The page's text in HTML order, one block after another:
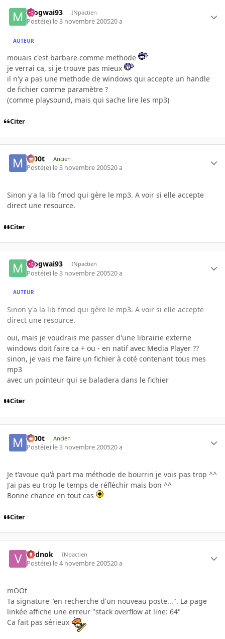
mogwai93 INpactien
Posté(e) le 3 novembre 200520 a
AUTEUR
mouais c'est barbare comme methode
je verrai ca, si je trouve pas mieux
il n'y a pas une methode de windows qui accepte un handle
de fichier comme paramètre ?
(comme playsound, mais qui sache lire les mp3)
Citer
m00t Ancien
Posté(e) le 3 novembre 200520 a
Sinon y'a la lib fmod qui gère le mp3. A voir si elle accepte
direct une resource.
Citer
mogwai93 INpactien
Posté(e) le 3 novembre 200520 a
AUTEUR
Sinon y'a la lib fmod qui gère le mp3. A voir si elle accepte
direct une resource.
oui, mais je voudrais me passer d'une librairie externe
windows doit faire ca + ou - en natif avec Media Player ??
sinon, je vais me faire un fichier à coté contenant tous mes
mp3
avec un pointeur qui se baladera dans le fichier
Citer
m00t Ancien
Posté(e) le 3 novembre 200520 a
Je t'avoue qu'à part ma méthode de bourrin je vois pas trop ^^
J'ai pas eu trop le temps de réfléchir mais bon ^^
Bonne chance en tout cas
Citer
vodnok INpactien
Posté(e) le 4 novembre 200520 a
mOOt
Ta signature "en recherche d'un nouveau poste...". La page
linkée affiche une erreur "stack overflow at line: 64"
Ca fait pas sérieux